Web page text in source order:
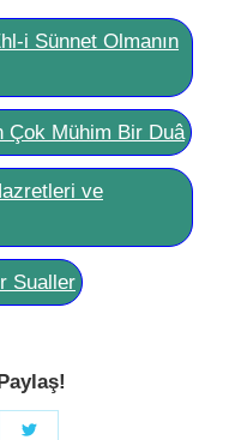
i Sünnet Olmanın
Çok Mühim Bir Duâ
ve
Sualler